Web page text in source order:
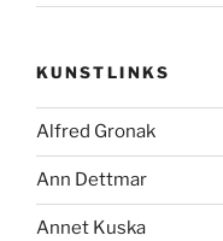
KUNSTLINKS
Alfred Gronak
Ann Dettmar
Annet Kuska